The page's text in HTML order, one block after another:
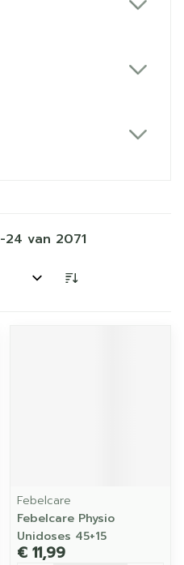
-24 van 2071
Febelcare
Febelcare Physio
Unidoses 45+15
€ 11,99